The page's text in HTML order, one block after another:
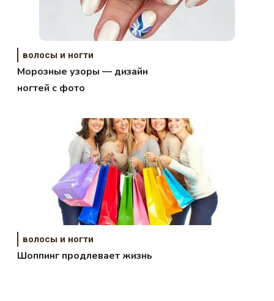
волосы и ногти
Морозные узоры — дизайн
ногтей с фото
волосы и ногти
Шоппинг продлевает жизнь